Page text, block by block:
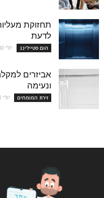
תחזוקת
לדעת
הום סטיילינג יולי 30, 2026
אביזרים
ונעימה
זירת המומחים יולי 30, 2026